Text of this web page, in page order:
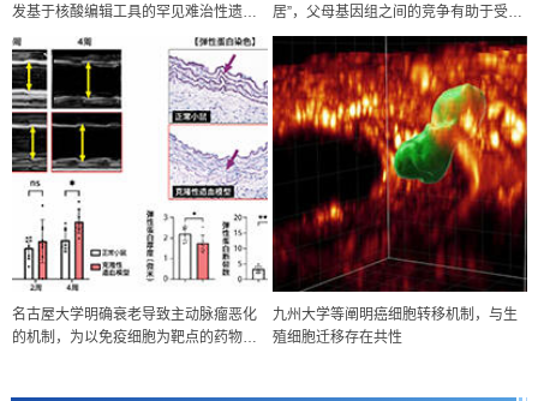
发基于核酸编辑工具的罕见难治性遗传
疾病的治疗方法，实现“核酸编辑”直接修
正基因突变的诊断治疗一体化的个性化
医疗
居”，父母基因组之间的竞争有助于受精
卵的发育
名古屋大学明确衰老导致主动脉瘤恶化
的机制，为以免疫细胞为靶点的药物治
九州大学等阐明癌细胞转移机制，与生
殖细胞迁移存在共性
政策
日本科研费增设国际共同研究强化新类别，促进青年研究人员赴海外开
展研究